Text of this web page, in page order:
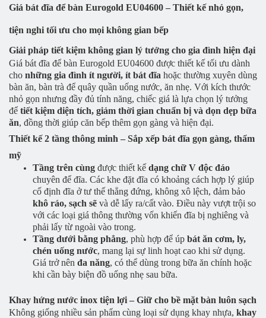
Giá bát đĩa để bàn Eurogold EU04600 – Thiết kế nhỏ gọn,
tiện nghi tối ưu cho mọi không gian bếp
Giải pháp tiết kiệm không gian lý tưởng cho gia đình hiện đại
Giá bát đĩa để bàn Eurogold EU04600 được thiết kế tối ưu dành
cho những gia đình ít người, ít bát đĩa hoặc thường xuyên dùng
bàn ăn, bàn trà để quây quần uống nước, ăn nhẹ. Với kích thước
nhỏ gọn nhưng đầy đủ tính năng, chiếc giá là lựa chọn lý tưởng
để tiết kiệm diện tích, giảm thời gian chuẩn bị và dọn dẹp bữa
ăn, đồng thời giúp căn bếp thêm gọn gàng và hiện đại.
Thiết kế 2 tầng thông minh – Sắp xếp bát đĩa gọn gàng, thẩm
mỹ
Tầng trên cùng được thiết kế dạng chữ V độc đáo
chuyên để đĩa. Các khe đặt đĩa có khoảng cách hợp lý giúp
cố định đĩa ở tư thế thẳng đứng, không xô lệch, đảm bảo
khô ráo, sạch sẽ và dễ lấy ra/cất vào. Điều này vượt trội so
với các loại giá thông thường vốn khiến đĩa bị nghiêng và
phải lấy từ ngoài vào trong.
Tầng dưới bằng phẳng, phù hợp để úp bát ăn cơm, ly,
chén uống nước, mang lại sự linh hoạt cao khi sử dụng.
Giá trở nên đa năng, có thể dùng trong bữa ăn chính hoặc
khi cần bày biện đồ uống nhẹ sau bữa.
Khay hứng nước inox tiện lợi – Giữ cho bề mặt bàn luôn sạch
Không giống nhiều sản phẩm cùng loại sử dụng khay nhựa, khay